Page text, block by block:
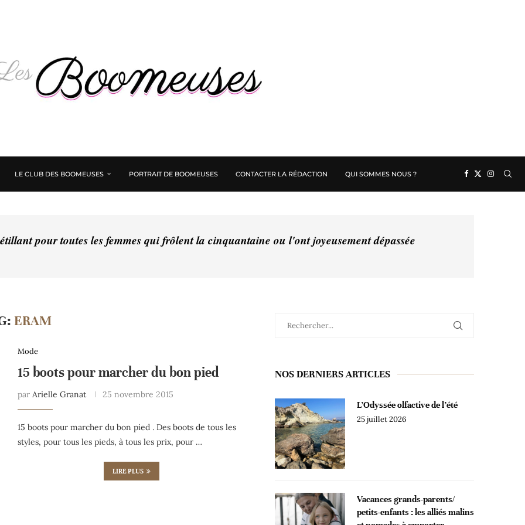
LE CLUB DES BOOMEUSES PORTRAIT DE BOOMEUSES CONTACTER LA RÉDACTION QUI SOMMES NOUS ?
pour toutes les femmes qui frôlent la cinquantaine ou l'ont joyeusement dépassée
ERAM
Mode
15 boots pour marcher du bon pied
par Arielle Granat 25 novembre 2015
15 boots pour marcher du bon pied . Des boots de tous les
styles, pour tous les pieds, à tous les prix, pour …
LIRE PLUS
NOS DERNIERS ARTICLES
L’Odyssée olfactive de l’été
25 juillet 2026
Vacances grands-parents/
petits-enfants : les alliés malins